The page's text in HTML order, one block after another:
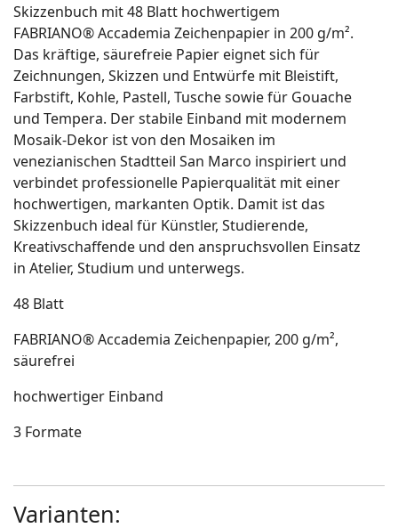
Skizzenbuch mit 48 Blatt hochwertigem
FABRIANO® Accademia Zeichenpapier in 200 g/m².
Das kräftige, säurefreie Papier eignet sich für
Zeichnungen, Skizzen und Entwürfe mit Bleistift,
Farbstift, Kohle, Pastell, Tusche sowie für Gouache
und Tempera. Der stabile Einband mit modernem
Mosaik-Dekor ist von den Mosaiken im
venezianischen Stadtteil San Marco inspiriert und
verbindet professionelle Papierqualität mit einer
hochwertigen, markanten Optik. Damit ist das
Skizzenbuch ideal für Künstler, Studierende,
Kreativschaffende und den anspruchsvollen Einsatz
in Atelier, Studium und unterwegs.
48 Blatt
FABRIANO® Accademia Zeichenpapier, 200 g/m²,
säurefrei
hochwertiger Einband
3 Formate
Varianten: